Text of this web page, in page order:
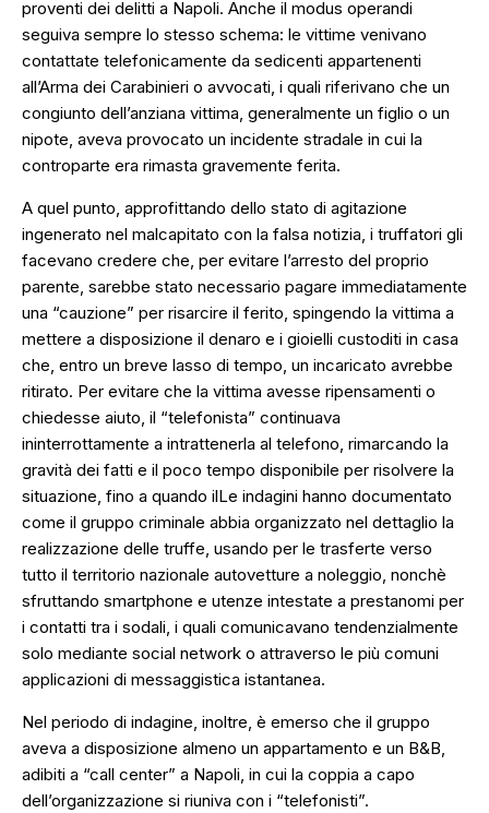
proventi dei delitti a Napoli. Anche il modus operandi
seguiva sempre lo stesso schema: le vittime venivano
contattate telefonicamente da sedicenti appartenenti
all’Arma dei Carabinieri o avvocati, i quali riferivano che un
congiunto dell’anziana vittima, generalmente un figlio o un
nipote, aveva provocato un incidente stradale in cui la
controparte era rimasta gravemente ferita.
A quel punto, approfittando dello stato di agitazione
ingenerato nel malcapitato con la falsa notizia, i truffatori gli
facevano credere che, per evitare l’arresto del proprio
parente, sarebbe stato necessario pagare immediatamente
una “cauzione” per risarcire il ferito, spingendo la vittima a
mettere a disposizione il denaro e i gioielli custoditi in casa
che, entro un breve lasso di tempo, un incaricato avrebbe
ritirato. Per evitare che la vittima avesse ripensamenti o
chiedesse aiuto, il “telefonista” continuava
ininterrottamente a intrattenerla al telefono, rimarcando la
gravità dei fatti e il poco tempo disponibile per risolvere la
situazione, fino a quando ilLe indagini hanno documentato
come il gruppo criminale abbia organizzato nel dettaglio la
realizzazione delle truffe, usando per le trasferte verso
tutto il territorio nazionale autovetture a noleggio, nonchè
sfruttando smartphone e utenze intestate a prestanomi per
i contatti tra i sodali, i quali comunicavano tendenzialmente
solo mediante social network o attraverso le più comuni
applicazioni di messaggistica istantanea.
Nel periodo di indagine, inoltre, è emerso che il gruppo
aveva a disposizione almeno un appartamento e un B&B,
adibiti a “call center” a Napoli, in cui la coppia a capo
dell’organizzazione si riuniva con i “telefonisti”.